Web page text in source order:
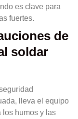
es clave para
fuertes.
de
soldar
lleva el equipo
los humos y las